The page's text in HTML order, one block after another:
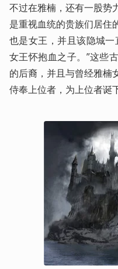
不过在雅楠，还有一股势
是重视血统的贵族们居住
也是女王，并且该隐城
女王怀抱血之子。”这些
的后裔，并且与曾经雅楠
侍奉上位者，为上位者诞